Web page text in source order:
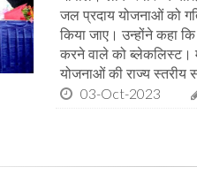
जल प्रदाय योजनाओं को
किया जाए। उन्होंने कहा
करने वाले को ब्लेकलिस्ट।
योजनाओं की राज्य स्तरीय
03-Oct-2023